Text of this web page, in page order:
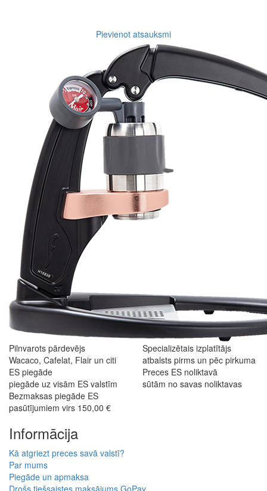
Pievienot atsauksmi
Pilnvarots pārdevējs
Wacaco, Cafelat, Flair un citi
Specializētais izplatītājs
atbalsts pirms un pēc pirkuma
ES piegāde
piegāde uz visām ES valstīm
Preces ES noliktavā
sūtām no savas noliktavas
Bezmaksas piegāde ES
pasūtījumiem virs 150,00 €
Informācija
Kā atgriezt preces savā valstī?
Par mums
Piegāde un apmaksa
Drošs tiešsaistes maksājums GoPay